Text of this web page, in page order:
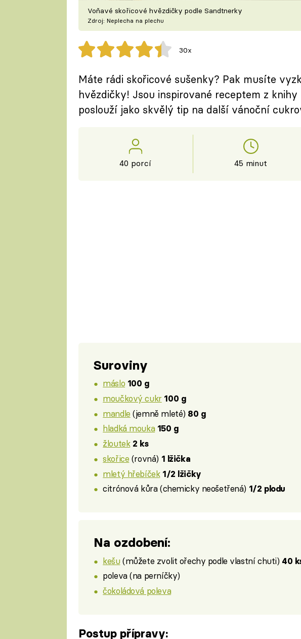
Voňavé skořicové hvězdičky podle Sandtnerky
Zdroj: Neplecha na plechu
30x
Máte rádi skořicové sušenky? Pak musíte
hvězdičky! Jsou inspirované receptem z
poslouží jako skvělý tip na další vánoční
40 porcí 45 minut
Suroviny
máslo 100 g
moučkový cukr 100 g
mandle (jemně mleté) 80 g
hladká mouka 150 g
žloutek 2 ks
skořice (rovná) 1 lžička
mletý hřebíček 1/2 lžičky
citrónová kůra (chemicky neošetřená) 1/2 plodu
Na ozdobení:
kešu(můžete zvolit ořechy podle vlastní chuti) 40
poleva (na perníčky)
čokoládová poleva
Postup přípravy: